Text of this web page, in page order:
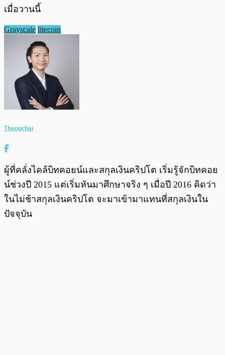
เมื่อวานนี้
Grayscale litecoin
Thongchai
ผู้ที่คลั่งไคล้บิทคอยน์และสกุลเงินคริปโต เริ่มรู้จักบิทคอย
น์ช่วงปี 2015 แต่เริ่มหันมาศึกษาจริง ๆ เมื่อปี 2016 คิดว่า
ในไม่ช้าสกุลเงินคริปโต จะมาเข้ามาแทนที่สกุลเงินใน
ปัจจุบัน